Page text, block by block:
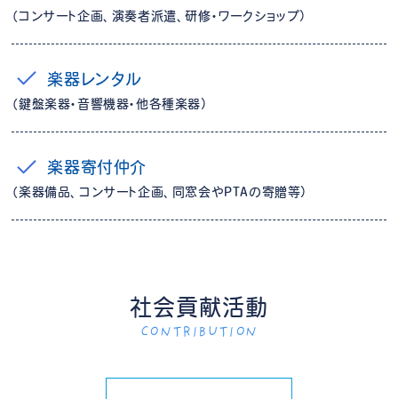
（コンサート企画、演奏者派遣、研修・ワークショップ）
楽器レンタル
（鍵盤楽器・音響機器・他各種楽器）
楽器寄付仲介
（楽器備品、コンサート企画、同窓会やPTAの寄贈等）
社会貢献活動
CONTRIBUTION